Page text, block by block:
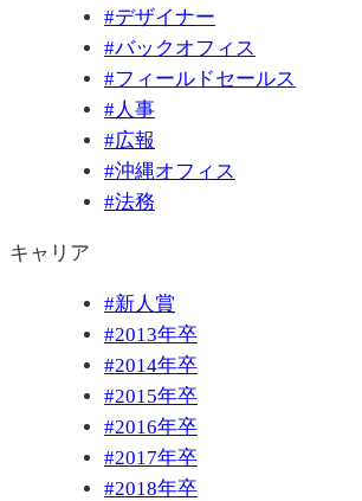
#デザイナー
#バックオフィス
#フィールドセールス
#人事
#広報
#沖縄オフィス
#法務
キャリア
#新人賞
#2013年卒
#2014年卒
#2015年卒
#2016年卒
#2017年卒
#2018年卒